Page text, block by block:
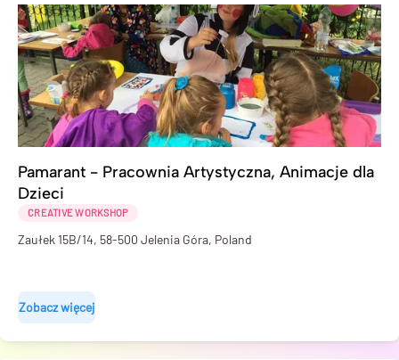
Pamarant - Pracownia Artystyczna, Animacje dla
Dzieci
CREATIVE WORKSHOP
Zaułek 15B/14, 58-500 Jelenia Góra, Poland
Zobacz więcej